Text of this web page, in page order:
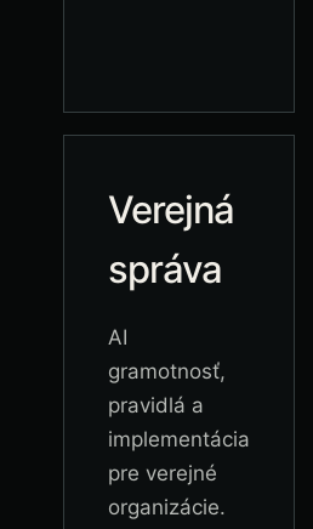
Verejná
správa
AI
gramotnosť,
pravidlá a
implementácia
pre verejné
organizácie.